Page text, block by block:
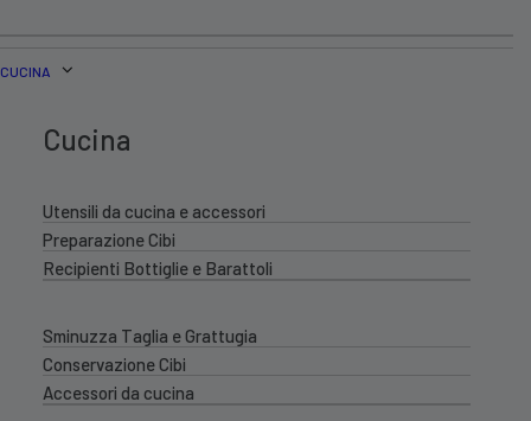
CUCINA
Cucina
Utensili da cucina e accessori
Preparazione Cibi
Recipienti Bottiglie e Barattoli
Sminuzza Taglia e Grattugia
Conservazione Cibi
Accessori da cucina